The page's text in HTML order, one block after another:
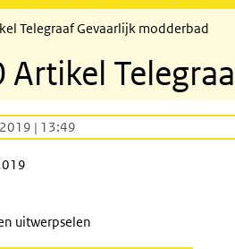
Telegraaf Gevaarlijk modderbad
Artikel
| 13:49
uitwerpselen